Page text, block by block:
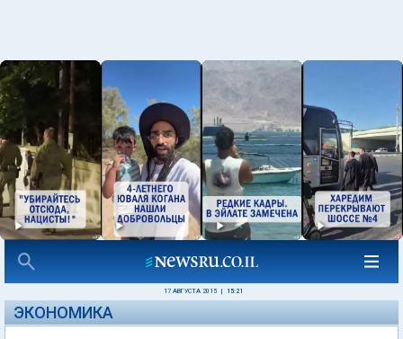
17 АВГУСТА 2015 15:21
ЭКОНОМИКА